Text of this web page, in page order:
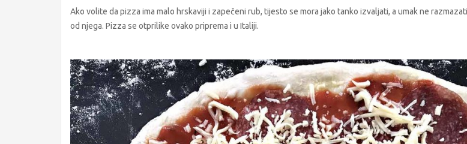
Ako volite da pizza ima malo hrskaviji i zapečeni rub, tijesto se mora jako tanko izvaljati, a umak ne
od njega. Pizza se otprilike ovako priprema i u Italiji.